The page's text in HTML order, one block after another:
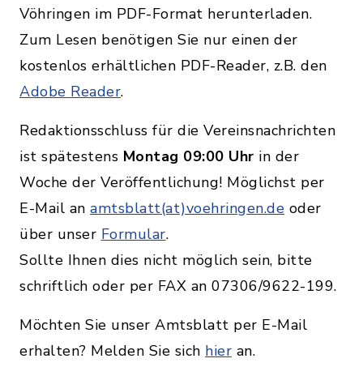
Vöhringen im PDF-Format herunterladen.
Zum Lesen benötigen Sie nur einen der
kostenlos erhältlichen PDF-Reader, z.B. den
Adobe Reader.
Redaktionsschluss für die Vereinsnachrichten
ist spätestens Montag 09:00 Uhr in der
Woche der Veröffentlichung! Möglichst per
E-Mail an amtsblatt(at)voehringen.de oder
über unser Formular.
Sollte Ihnen dies nicht möglich sein, bitte
schriftlich oder per FAX an 07306/9622-199.
Möchten Sie unser Amtsblatt per E-Mail
erhalten? Melden Sie sich hier an.